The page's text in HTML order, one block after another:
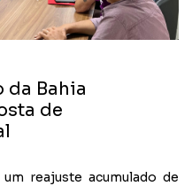
da Bahia
de
reajuste acumulado de